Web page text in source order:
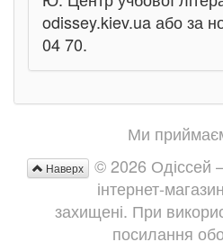
odissey.kiev.ua або за
04 70.
Ми
Наверх
© 2026 Одіссей
інтернет-
захищені. При
посилання